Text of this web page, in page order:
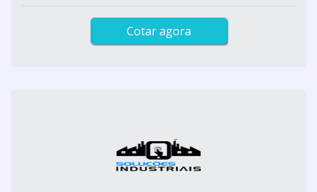
Cotar agora